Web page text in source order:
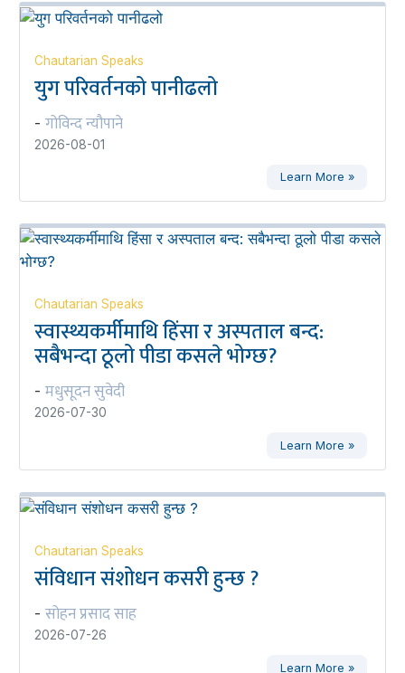
Chautarian Speaks
युग परिवर्तनको पानीढलो
- गोविन्द न्यौपाने
2026-08-01
Learn More »
Chautarian Speaks
स्वास्थ्यकर्मीमाथि हिंसा र अस्पताल बन्द:
सबैभन्दा ठूलो पीडा कसले भोग्छ?
- मधुसूदन सुवेदी
2026-07-30
Learn More »
Chautarian Speaks
संविधान संशोधन कसरी हुन्छ ?
- सोहन प्रसाद साह
2026-07-26
Learn More »